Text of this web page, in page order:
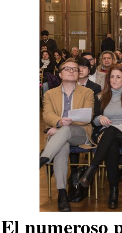
El numeroso